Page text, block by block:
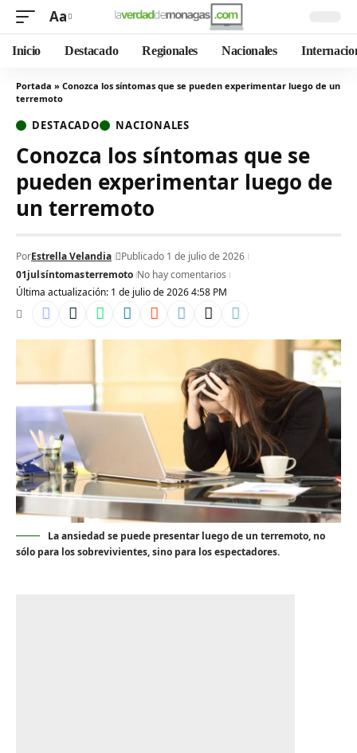
Aa
Inicio Destacado Regionales Nacionales
Portada » Conozca los síntomas que se pueden experimentar luego de un
terremoto
DESTACADO NACIONALES
Conozca los síntomas que se
pueden experimentar luego de
un terremoto
Última actualización: 1 de julio de 2026 4:58 PM
PorEstrella Velandia
Publicado 1 de julio de 2026
01julsíntomasterremoto No hay comentarios
La ansiedad se puede presentar luego de un terremoto, no
sólo para los sobrevivientes, sino para los espectadores.